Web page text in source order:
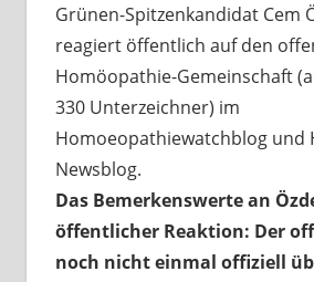
Grünen-Spitzenkandidat Cem
reagiert öffentlich auf den
Homöopathie-Gemeinschaft
330 Unterzeichner) im
Homoeopathiewatchblog und
Newsblog.
Das Bemerkenswerte an
öffentlicher Reaktion: Der
noch nicht einmal offiziell